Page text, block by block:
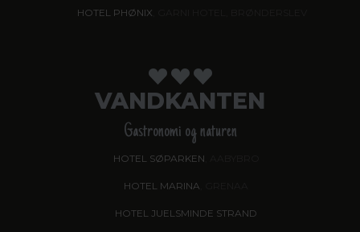
HOTEL PHØNIX
VANDKANTEN
Gastronomi og naturen
HOTEL SØPARKEN
HOTEL MARINA
HOTEL JUELSMINDE STRAND